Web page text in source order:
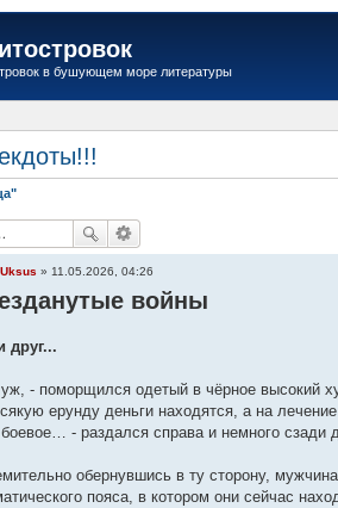
в бушующем море литературы
Uksus » 11.05.2026, 04:26
войны
друг...
- поморщился одетый в чёрное высокий
ерунду деньги находятся, а на
- раздался справа и немного сзади
обернувшись в ту сторону,
пояса, в котором они сейчас